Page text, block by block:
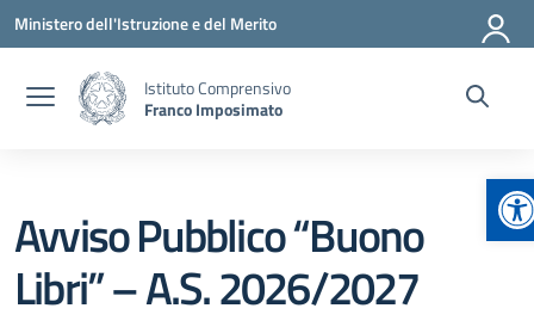
Vai ai contenuti
Vai al menu di navigazione
Vai al footer
Ministero dell'Istruzione e del Merito
Istituto Comprensivo
Franco Imposimato
Avviso Pubblico “Buono
Libri” – A.S. 2026/2027